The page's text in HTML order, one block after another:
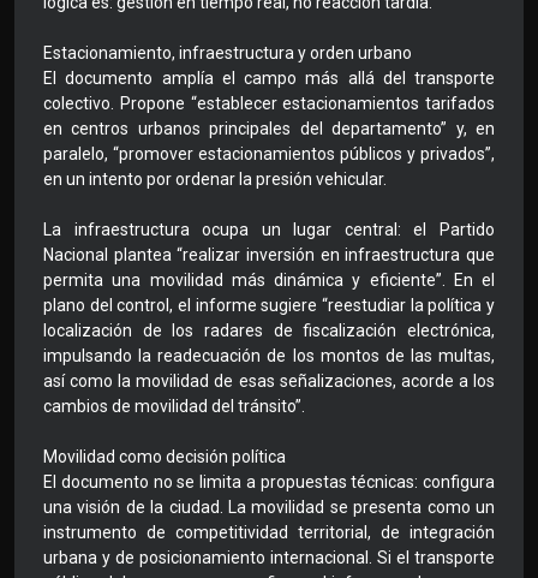
Estacionamiento, infraestructura y orden urbano
El documento amplía el campo más allá del transporte
colectivo. Propone “establecer estacionamientos tarifados
en centros urbanos principales del departamento” y, en
paralelo, “promover estacionamientos públicos y privados”,
en un intento por ordenar la presión vehicular.
La infraestructura ocupa un lugar central: el Partido
Nacional plantea “realizar inversión en infraestructura que
permita una movilidad más dinámica y eficiente”. En el
plano del control, el informe sugiere “reestudiar la política y
localización de los radares de fiscalización electrónica,
impulsando la readecuación de los montos de las multas,
así como la movilidad de esas señalizaciones, acorde a los
cambios de movilidad del tránsito”.
Movilidad como decisión política
El documento no se limita a propuestas técnicas: configura
una visión de la ciudad. La movilidad se presenta como un
instrumento de competitividad territorial, de integración
urbana y de posicionamiento internacional. Si el transporte